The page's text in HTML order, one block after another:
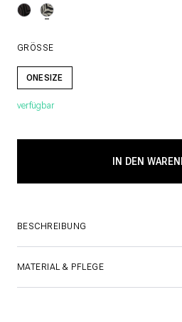
GRÖSSE
ONESIZE
verfügbar
BESCHREIBUNG
MATERIAL & PFLEGE